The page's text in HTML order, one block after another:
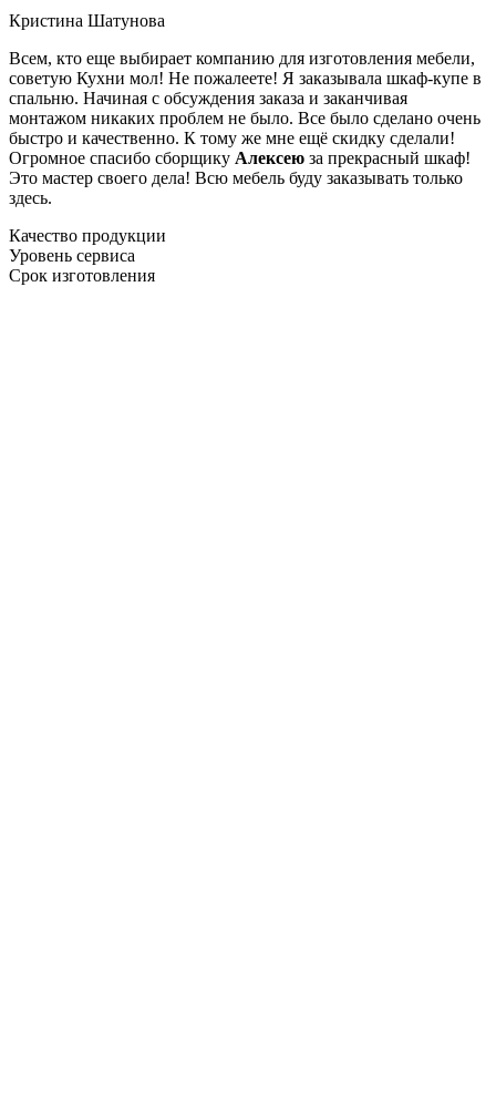
Кристина Шатунова
Всем, кто еще выбирает компанию для изготовления мебели,
советую Кухни мол! Не пожалеете! Я заказывала шкаф-купе в
спальню. Начиная с обсуждения заказа и заканчивая
монтажом никаких проблем не было. Все было сделано очень
быстро и качественно. К тому же мне ещё скидку сделали!
Огромное спасибо сборщику Алексею за прекрасный шкаф!
Это мастер своего дела! Всю мебель буду заказывать только
здесь.
Качество продукции
Уровень сервиса
Срок изготовления